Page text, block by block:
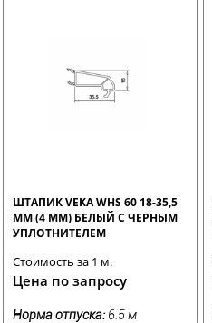
ШТАПИК VEKA WHS 60 18-35,5
ММ (4 ММ) БЕЛЫЙ С ЧЕРНЫМ
УПЛОТНИТЕЛЕМ
Стоимость за 1 м.
Цена по запросу
Норма отпуска: 6.5 м